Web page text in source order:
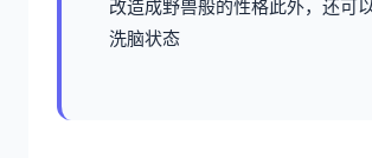
改造成野兽般的性格此外，还可
洗脑状态